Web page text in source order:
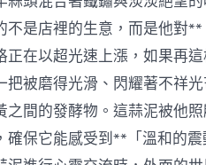
不是店裡的生意，而是他對
正在以超光速上漲，如果再
把被磨得光滑、閃耀著不祥
之間的發酵物。這蒜泥被他
確保它能感受到**「溫和的